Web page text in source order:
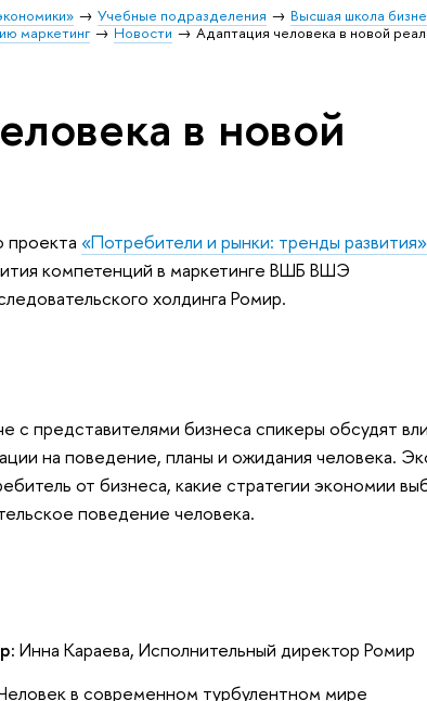
Учебные подразделения Высшая школа
маркетинг Новости Адаптация человека в новой
в новой
проекта «Потребители и рынки: тренды развития»
компетенций в маркетинге ВШБ ВШЭ
холдинга Ромир.
с представителями бизнеса спикеры обсудят
на поведение, планы и ожидания человека.
от бизнеса, какие стратегии экономии
поведение человека.
Инна Караева, Исполнительный директор Ромир
в современном турбулентном мире